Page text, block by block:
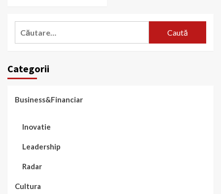
Categorii
Business&Financiar
Inovatie
Leadership
Radar
Cultura